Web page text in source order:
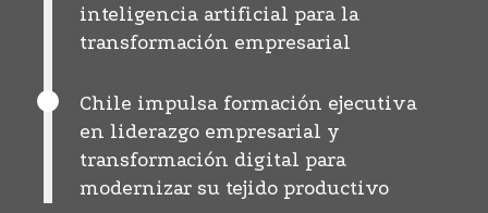
inteligencia artificial para la
transformación empresarial
Chile impulsa formación ejecutiva
en liderazgo empresarial y
transformación digital para
modernizar su tejido productivo